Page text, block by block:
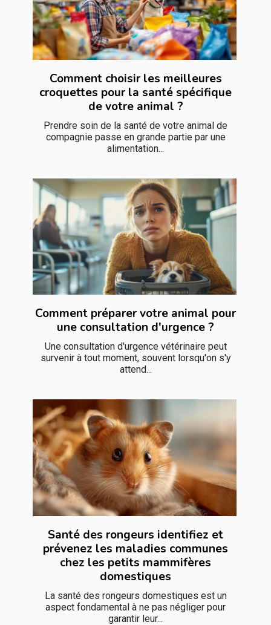
Comment choisir les meilleures
croquettes pour la santé spécifique
de votre animal ?
Prendre soin de la santé de votre animal de
compagnie passe en grande partie par une
alimentation...
Comment préparer votre animal pour
une consultation d'urgence ?
Une consultation d'urgence vétérinaire peut
survenir à tout moment, souvent lorsqu'on s'y
attend...
Santé des rongeurs identifiez et
prévenez les maladies communes
chez les petits mammifères
domestiques
La santé des rongeurs domestiques est un
aspect fondamental à ne pas négliger pour
garantir leur...